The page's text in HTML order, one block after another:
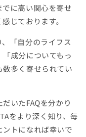
に高い関心を寄せ
じております。
「自分のライフス
成分についてもっ
多く寄せられてい
いたFAQを分かり
をより深く知り、毎
トになれば幸いで